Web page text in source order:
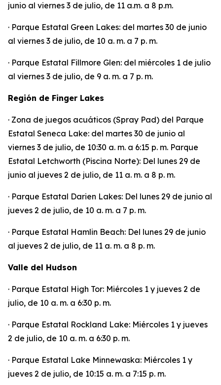
junio al viernes 3 de julio, de 11 a.m. a 8 p.m.
· Parque Estatal Green Lakes: del martes 30 de junio
al viernes 3 de julio, de 10 a. m. a 7 p. m.
· Parque Estatal Fillmore Glen: del miércoles 1 de julio
al viernes 3 de julio, de 9 a. m. a 7 p. m.
Región de Finger Lakes
· Zona de juegos acuáticos (Spray Pad) del Parque
Estatal Seneca Lake: del martes 30 de junio al
viernes 3 de julio, de 10:30 a. m. a 6:15 p. m. Parque
Estatal Letchworth (Piscina Norte): Del lunes 29 de
junio al jueves 2 de julio, de 11 a. m. a 8 p. m.
· Parque Estatal Darien Lakes: Del lunes 29 de junio al
jueves 2 de julio, de 10 a. m. a 7 p. m.
· Parque Estatal Hamlin Beach: Del lunes 29 de junio
al jueves 2 de julio, de 11 a. m. a 8 p. m.
Valle del Hudson
· Parque Estatal High Tor: Miércoles 1 y jueves 2 de
julio, de 10 a. m. a 6:30 p. m.
· Parque Estatal Rockland Lake: Miércoles 1 y jueves
2 de julio, de 10 a. m. a 6:30 p. m.
· Parque Estatal Lake Minnewaska: Miércoles 1 y
jueves 2 de julio, de 10:15 a. m. a 7:15 p. m.